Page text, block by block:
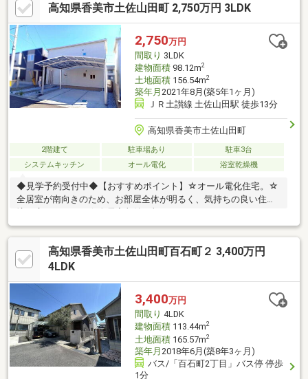
高知県香美市土佐山田町 2,750万円 3LDK
2,750万円
間取り 3LDK
建物面積98.12m2
土地面積156.54m2
築年月 2021年8月(築5年1ヶ月)
ＪＲ土讃線 土佐山田駅 徒歩13分
高知県香美市土佐山田町
2階建て 駐車場あり
駐車3台
システムキッチン
オール電化 浴室乾燥機
◆見学予約受付中◆【おすすめポイント】☆オール電化住宅。☆
全居室が南向きのため、お部屋全体が明るく、気持ちの良い住環
トやシューズインクローゼットを備えており、衣類や季節用品、
アウトドア用品 まですっきり収納できます。☆駐車スペース
は、カーポート2台分を含む最大3台分（軽自動車を含む）を確保
しており、ご家族で複数台お車を所有されて いる方にもおすす
でも安心感のある住まい。【周辺環境】・山田小学校1100ｍ（徒
歩約14分）・鏡野中学校800ｍ（徒歩約10分）
高知県香美市土佐山田町百石町２ 3,400万円
4LDK
3,400万円
間取り 4LDK
建物面積113.44m2
土地面積165.57m2
築年月 2018年6月(築8年3ヶ月)
バス/「百石町2丁目」バス停 停歩
1分